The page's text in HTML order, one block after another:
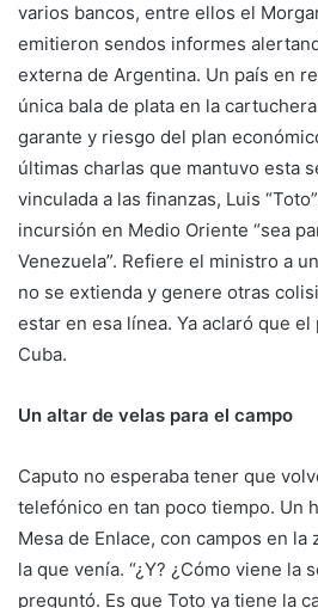
varios bancos, entre ellos el
emitieron sendos informes
externa de Argentina. Un país en
única bala de plata en la
garante y riesgo del plan
últimas charlas que mantuvo esta
vinculada a las finanzas, Luis
incursión en Medio Oriente “sea
Venezuela”. Refiere el ministro a
no se extienda y genere otras
estar en esa línea. Ya aclaró que
Cuba.
Un altar de velas para el campo
Caputo no esperaba tener que
telefónico en tan poco tiempo. Un
Mesa de Enlace, con campos en la
la que venía. “¿Y? ¿Cómo viene la
preguntó. Es que Toto ya tiene la